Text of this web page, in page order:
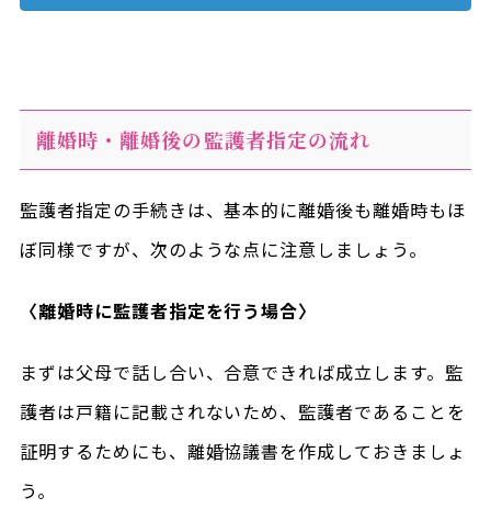
離婚時・離婚後の監護者指定の流れ
監護者指定の手続きは、基本的に離婚後も離婚時もほ
ぼ同様ですが、次のような点に注意しましょう。
〈離婚時に監護者指定を行う場合〉
まずは父母で話し合い、合意できれば成立します。監
護者は戸籍に記載されないため、監護者であることを
証明するためにも、離婚協議書を作成しておきましょ
う。